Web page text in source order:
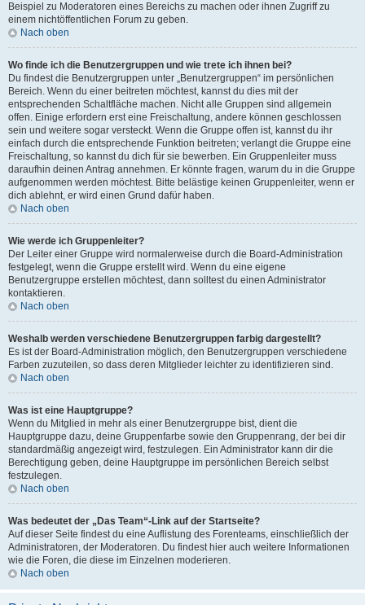
Beispiel zu Moderatoren eines Bereichs zu machen oder ihnen Zugriff zu
einem nichtöffentlichen Forum zu geben.
Nach oben
Wo finde ich die Benutzergruppen und wie trete ich ihnen bei?
Du findest die Benutzergruppen unter „Benutzergruppen“ im persönlichen
Bereich. Wenn du einer beitreten möchtest, kannst du dies mit der
entsprechenden Schaltfläche machen. Nicht alle Gruppen sind allgemein
offen. Einige erfordern erst eine Freischaltung, andere können geschlossen
sein und weitere sogar versteckt. Wenn die Gruppe offen ist, kannst du ihr
einfach durch die entsprechende Funktion beitreten; verlangt die Gruppe eine
Freischaltung, so kannst du dich für sie bewerben. Ein Gruppenleiter muss
daraufhin deinen Antrag annehmen. Er könnte fragen, warum du in die Gruppe
aufgenommen werden möchtest. Bitte belästige keinen Gruppenleiter, wenn er
dich ablehnt, er wird einen Grund dafür haben.
Nach oben
Wie werde ich Gruppenleiter?
Der Leiter einer Gruppe wird normalerweise durch die Board-Administration
festgelegt, wenn die Gruppe erstellt wird. Wenn du eine eigene
Benutzergruppe erstellen möchtest, dann solltest du einen Administrator
kontaktieren.
Nach oben
Weshalb werden verschiedene Benutzergruppen farbig dargestellt?
Es ist der Board-Administration möglich, den Benutzergruppen verschiedene
Farben zuzuteilen, so dass deren Mitglieder leichter zu identifizieren sind.
Nach oben
Was ist eine Hauptgruppe?
Wenn du Mitglied in mehr als einer Benutzergruppe bist, dient die
Hauptgruppe dazu, deine Gruppenfarbe sowie den Gruppenrang, der bei dir
standardmäßig angezeigt wird, festzulegen. Ein Administrator kann dir die
Berechtigung geben, deine Hauptgruppe im persönlichen Bereich selbst
festzulegen.
Nach oben
Was bedeutet der „Das Team“-Link auf der Startseite?
Auf dieser Seite findest du eine Auflistung des Forenteams, einschließlich der
Administratoren, der Moderatoren. Du findest hier auch weitere Informationen
wie die Foren, die diese im Einzelnen moderieren.
Nach oben